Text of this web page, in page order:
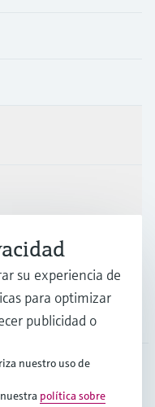
su experiencia de
para optimizar
publicidad o
nuestro uso de
política sobre